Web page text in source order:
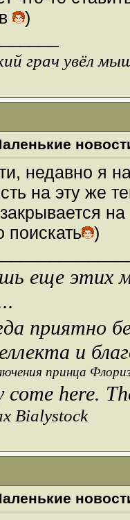
)
грач увёл
недавно я
на эту же
поискать
)
еще этих
приятно
и
принца
come here.
Bialystock